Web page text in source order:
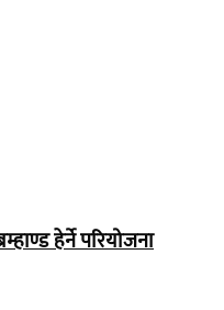
हेर्ने परियोजना